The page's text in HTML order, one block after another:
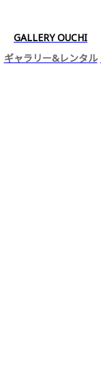
GALLERY OUCHI
ギャラリー&レンタル